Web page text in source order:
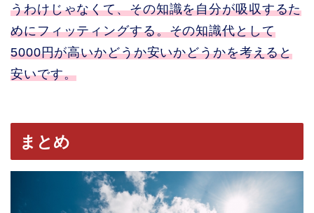
うわけじゃなくて、その知識を自分が吸収するた
めにフィッティングする。その知識代として
5000円が高いかどうか安いかどうかを考えると
安いです。
まとめ